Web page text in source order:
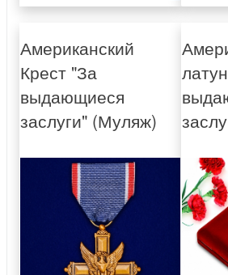
Американский
Крест "За
выдающиеся
заслуги" (Муляж)